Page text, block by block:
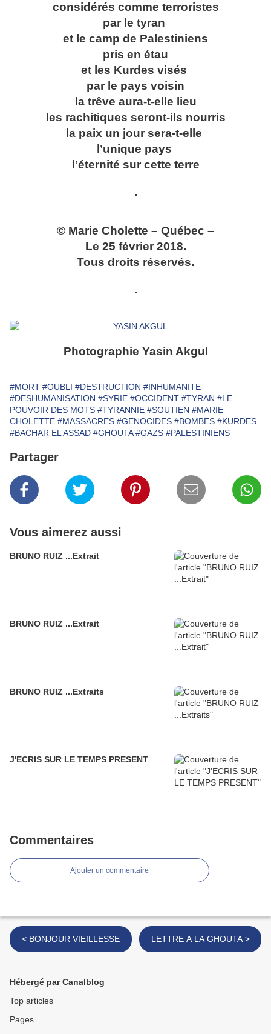
considérés comme terroristes
par le tyran
et le camp de Palestiniens
pris en étau
et les Kurdes visés
par le pays voisin
la trêve aura-t-elle lieu
les rachitiques seront-ils nourris
la paix un jour sera-t-elle
l’unique pays
l’éternité sur cette terre
.
© Marie Cholette – Québec –
Le 25 février 2018.
Tous droits réservés.
.
Photographie Yasin Akgul
#MORT #OUBLI #DESTRUCTION #INHUMANITE
#DESHUMANISATION #SYRIE #OCCIDENT #TYRAN #LE
POUVOIR DES MOTS #TYRANNIE #SOUTIEN #MARIE
CHOLETTE #MASSACRES #GENOCIDES #BOMBES #KURDES
#BACHAR EL ASSAD #GHOUTA #GAZS #PALESTINIENS
Partager
Vous aimerez aussi
BRUNO RUIZ ...Extrait
BRUNO RUIZ ...Extrait
BRUNO RUIZ ...Extraits
J'ECRIS SUR LE TEMPS PRESENT
Commentaires
Ajouter un commentaire
< BONJOUR VIEILLESSE LETTRE A LA GHOUTA >
Hébergé par Canalblog
Top articles
Pages